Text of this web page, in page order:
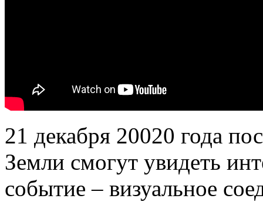
21 декабря 20020 года
Земли смогут увидеть
событие – визуальное